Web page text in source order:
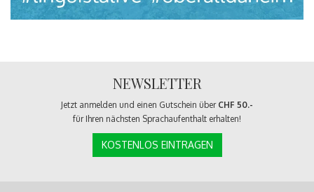
NEWSLETTER
Jetzt anmelden und einen Gutschein über CHF 50.-
für Ihren nächsten Sprachaufenthalt erhalten!
KOSTENLOS EINTRAGEN